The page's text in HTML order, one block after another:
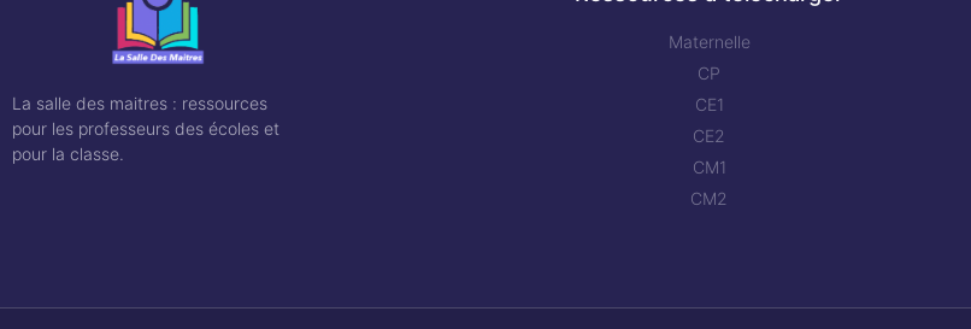
La salle des maitres : ressources
pour les professeurs des écoles et
pour la classe.
Maternelle
CP
CE1
CE2
CM1
CM2